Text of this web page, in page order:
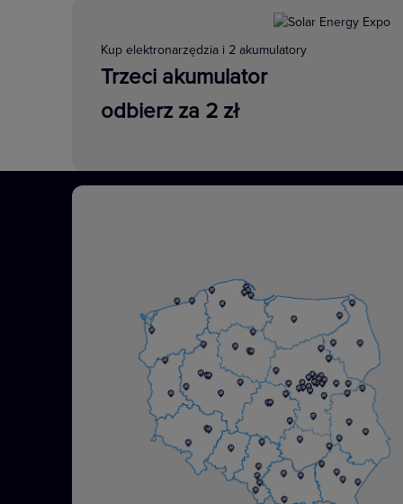
warunkach pogodowych. Bez
mamy zawsze rozwiązanie
potrzeb.
Zobacz więcej
W serii Niloe Step dostępne są
Kup elektronarzędzia i 2 akumulatory
Trzeci akumulator
odbierz za 2 zł